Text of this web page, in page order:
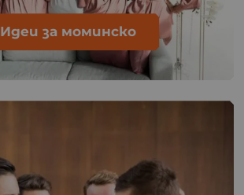
Идеи за моминско